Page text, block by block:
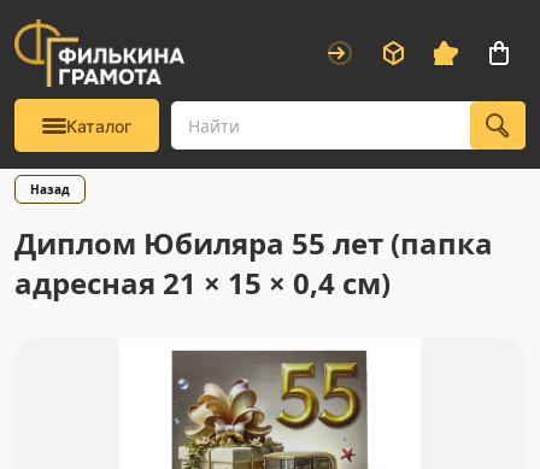
Каталог
Назад
Диплом Юбиляра 55 лет (папка
адресная 21 × 15 × 0,4 см)